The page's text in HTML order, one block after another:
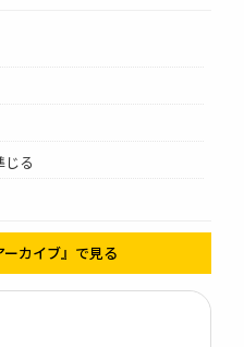
じる
ーカイブ』で見る